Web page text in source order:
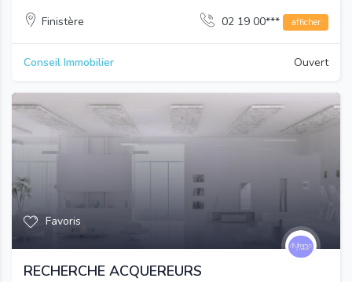
Finistère 02 19 00*** afficher
Conseil Immobilier Ouvert
Favoris
RECHERCHE ACQUEREURS